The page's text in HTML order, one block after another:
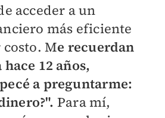
acceder a un
más eficiente
Me recuerdan
12 años,
a preguntarme:
Para mí,